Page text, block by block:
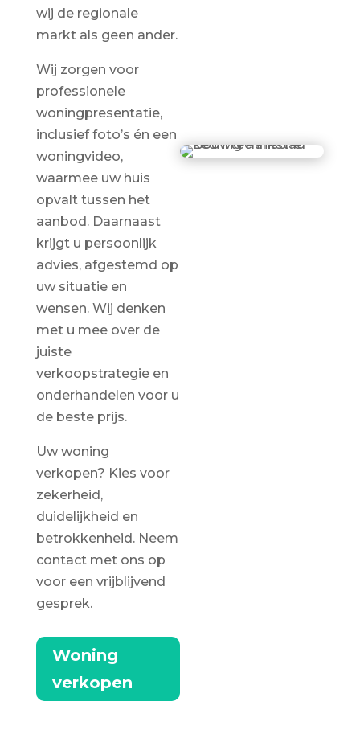
wij de regionale
markt als geen ander.
Wij zorgen voor
professionele
woningpresentatie,
inclusief foto’s én een
woningvideo,
waarmee uw huis
opvalt tussen het
aanbod. Daarnaast
krijgt u persoonlijk
advies, afgestemd op
uw situatie en
wensen. Wij denken
met u mee over de
juiste
verkoopstrategie en
onderhandelen voor u
de beste prijs.
Uw woning
verkopen? Kies voor
zekerheid,
duidelijkheid en
betrokkenheid. Neem
contact met ons op
voor een vrijblijvend
gesprek.
Woning
verkopen